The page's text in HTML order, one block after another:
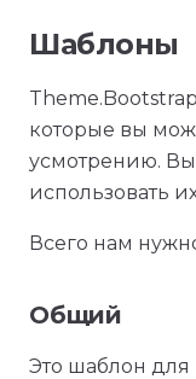
Шаблоны
которые вы
усмотрению.
использовать
Всего нам
Общий
Это шаблон